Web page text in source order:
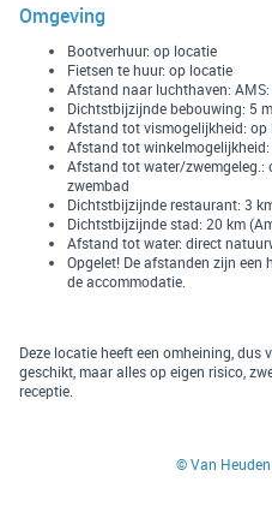
Omgeving
Bootverhuur: op locatie
Fietsen te huur: op locatie
Afstand naar luchthaven:
Dichtstbijzijnde bebouwing: 5 m
Afstand tot vismogelijkheid: op
Afstand tot winkelmogelijkheid:
Afstand tot water/zwemgeleg.:
zwembad
Dichtstbijzijnde restaurant: 3
Dichtstbijzijnde stad: 20 km
Afstand tot water: direct
Opgelet! De afstanden zijn een
de accommodatie.
Deze locatie heeft een omheining, dus
geschikt, maar alles op eigen risico,
receptie.
© Van